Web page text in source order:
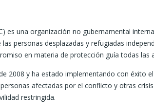
es una organización no gubernamental
personas desplazadas y refugiadas
en materia de protección guía todas
2008 y ha estado implementando con éxito
afectadas por el conflicto y otras
restringida.